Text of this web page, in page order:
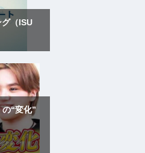
（ISU
“変化”